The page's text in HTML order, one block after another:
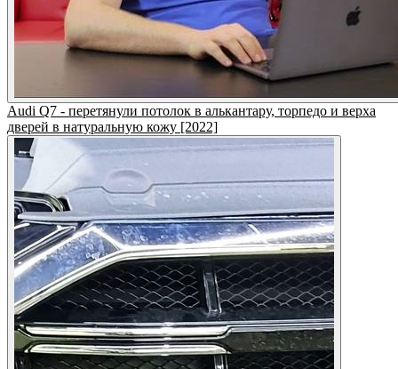
Audi Q7 - перетянули потолок в алькантару, торпедо и верха
дверей в натуральную кожу [2022]